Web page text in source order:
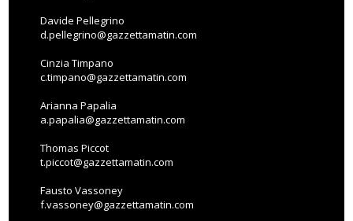
Davide Pellegrino
d.pellegrino@gazzettamatin.com
Cinzia Timpano
c.timpano@gazzettamatin.com
Arianna Papalia
a.papalia@gazzettamatin.com
Thomas Piccot
t.piccot@gazzettamatin.com
Fausto Vassoney
f.vassoney@gazzettamatin.com